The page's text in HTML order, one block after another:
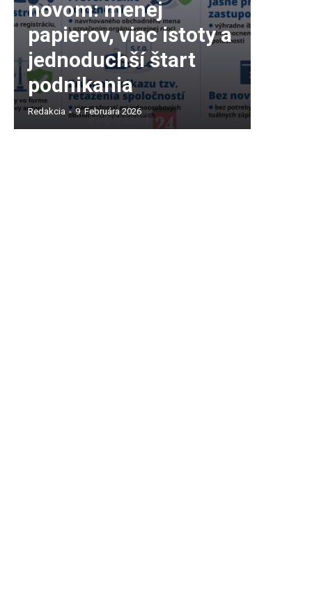
novom: menej
papierov, viac istoty a
jednoduchší štart
podnikania
Redakcia - 9. Februára 2026